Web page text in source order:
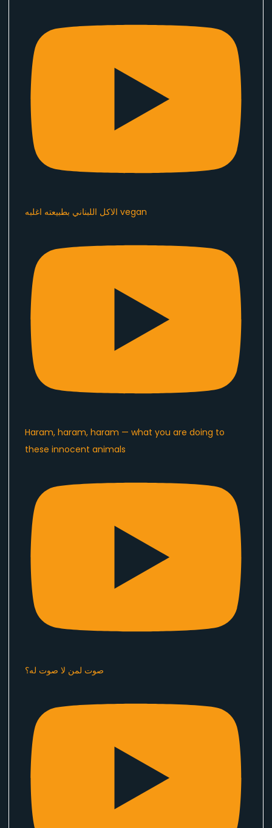
الاكل اللبناني بطبيعته اغلبه vegan
Haram, haram, haram — what you are doing to
these innocent animals
صوت لمن لا صوت له؟